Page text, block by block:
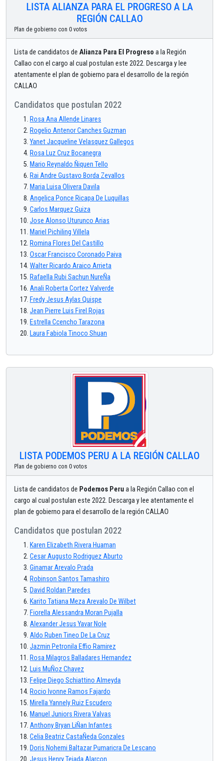
LISTA ALIANZA PARA EL PROGRESO A LA
REGIÓN CALLAO
Plan de gobierno con 0 votos
Lista de candidatos de Alianza Para El Progreso a la Región
Callao con el cargo al cual postulan este 2022. Descarga y lee
atentamente el plan de gobierno para el desarrollo de la región
CALLAO
Candidatos que postulan 2022
Rosa Ana Allende Linares
Rogelio Antenor Canches Guzman
Yanet Jacqueline Velasquez Gallegos
Rosa Luz Cruz Bocanegra
Mario Reynaldo Ñiquen Tello
Rai Andre Gustavo Borda Zevallos
Maria Luisa Olivera Davila
Angelica Ponce Ricapa De Luquillas
Carlos Marquez Guiza
Jose Alonso Uturunco Arias
Mariel Pichiling Villela
Romina Flores Del Castillo
Oscar Francisco Coronado Paiva
Walter Ricardo Araico Arrieta
Rafaella Rubi Sachun NureÑa
Anali Roberta Cortez Valverde
Fredy Jesus Aylas Quispe
Jean Pierre Luis Firel Rojas
Estrella Ccencho Tarazona
Laura Fabiola Tinoco Shuan
LISTA PODEMOS PERU A LA REGIÓN CALLAO
Plan de gobierno con 0 votos
Lista de candidatos de Podemos Peru a la Región Callao con el
cargo al cual postulan este 2022. Descarga y lee atentamente el
plan de gobierno para el desarrollo de la región CALLAO
Candidatos que postulan 2022
Karen Elizabeth Rivera Huaman
Cesar Augusto Rodriguez Aburto
Ginamar Arevalo Prada
Robinson Santos Tamashiro
David Roldan Paredes
Karito Tatiana Meza Arevalo De Wilbet
Fiorella Alessandra Moran Pujalla
Alexander Jesus Yavar Nole
Aldo Ruben Tineo De La Cruz
Jazmin Petronila Effio Ramirez
Rosa Milagros Balladares Hernandez
Luis MuÑoz Chavez
Felipe Diego Schiattino Almeyda
Rocio Ivonne Ramos Fajardo
Mirella Yannely Ruiz Escudero
Manuel Juniors Rivera Valvas
Anthony Bryan LiÑan Infantes
Celia Beatriz CastaÑeda Gonzales
Doris Nohemi Baltazar Pumaricra De Lescano
Jesus Henry Tejada Alarcon